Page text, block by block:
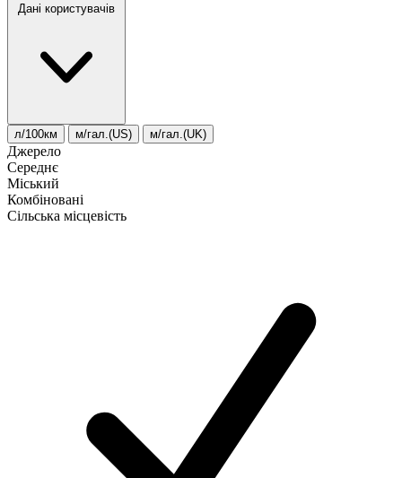
Дані користувачів
л/100км м/гал.(US) м/гал.(UK)
Джерело
Середнє
Міський
Комбіновані
Сільська місцевість